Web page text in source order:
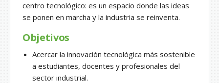
centro tecnológico: es un espacio donde las ideas
se ponen en marcha y la industria se reinventa.
Objetivos
Acercar la innovación tecnológica más sostenible
a estudiantes, docentes y profesionales del
sector industrial.